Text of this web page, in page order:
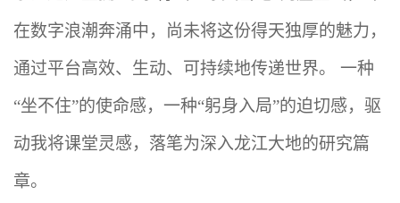
在数字浪潮奔涌中，尚未将这份得天独厚的魅力，
通过平台高效、生动、可持续地传递世界。 一种
“坐不住”的使命感，一种“躬身入局”的迫切感，驱
动我将课堂灵感，落笔为深入龙江大地的研究篇
章。